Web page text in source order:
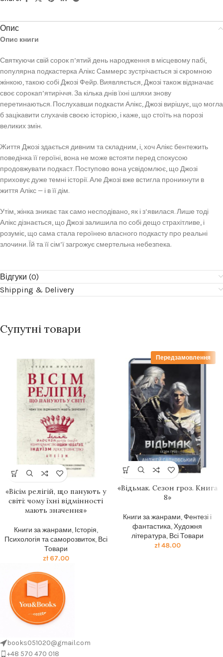
Опис
Опис книги
Святкуючи свій сорок п’ятий день народження в місцевому пабі,
популярна подкастерка Алікс Саммерс зустрічається зі скромною
жінкою, такою собі Джозі Фейр. Виявляється, Джозі також відзначає
своє сорокап’ятиріччя. За кілька днів їхні шляхи знову
перетинаються. Послухавши подкасти Алікс, Джозі вирішує, що могла
б зацікавити слухачів своєю історією, і каже, що стоїть на порозі
великих змін.
Життя Джозі здається дивним та складним, і, хоч Алікс бентежить
поведінка її героїні, вона не може встояти перед спокусою
продовжувати подкаст. Поступово вона усвідомлює, що Джозі
приховує дуже темні історії. Але Джозі вже встигла проникнути в
життя Алікс — і в її дім.
Утім, жінка зникає так само несподівано, як і з’явилася. Лише тоді
Алікс дізнається, що Джозі залишила по собі дещо страхітливе, і
розуміє, що сама стала героїнею власного подкасту про реальні
злочини. Їй та її сім’ї загрожує смертельна небезпека.
Відгуки (0)
Shipping & Delivery
Супутні товари
«Вісім релігій, що панують у
світі: чому їхні відмінності
мають значення»
Книги за жанрами, Історія,
Психологія та саморозвиток, Всі
Товари
zł67.00
Передзамовлення
«Відьмак. Сезон гроз. Книга
8»
Книги за жанрами,Фентезі і
фантастика,Художня
література, Всі Товари
zł48.00
books051020@gmail.com
+48 570 470 018